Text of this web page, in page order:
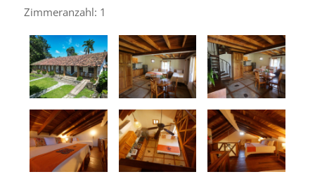
Zimmeranzahl: 1